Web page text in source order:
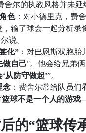
舍尔的执教风格并未延
色：对小德里克，费
输了球会一起分析录
说。
化” ：对巴恩斯双胞胎
做自己”。他会给兄弟
从防守做起’”。
念 ：费舍尔常给队员
篮球不是一个人的游戏
的“篮球传